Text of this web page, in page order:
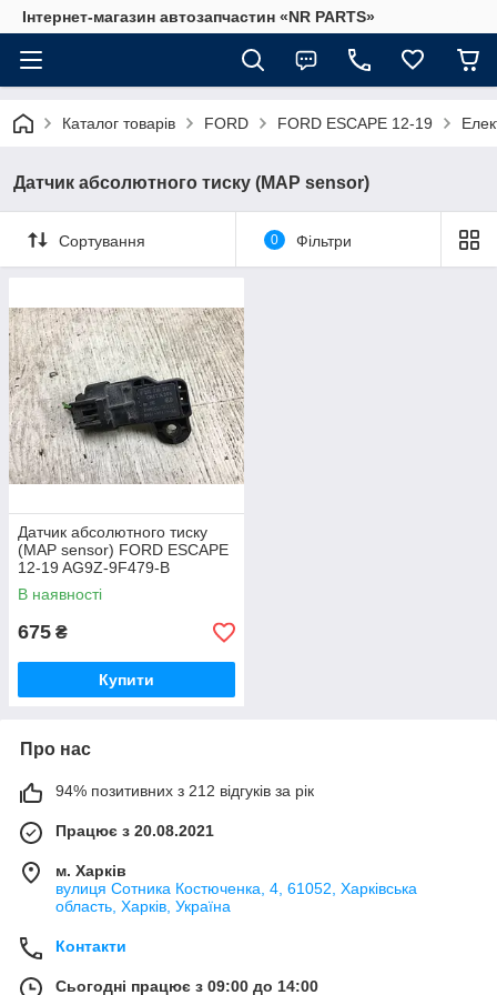
Інтернет-магазин автозапчастин «NR PARTS»
Каталог товарів FORD FORD ESCAPE 12-19
Датчик абсолютного тиску (MAP sensor)
Сортування 0 Фільтри
Датчик абсолютного тиску
(MAP sensor) FORD ESCAPE
12-19 AG9Z-9F479-B
В наявності
675 ₴
Купити
Про нас
94% позитивних з 212 відгуків за рік
Працює з 20.08.2021
м. Харків
вулиця Сотника Костюченка, 4, 61052, Харківська
область, Харків, Україна
Контакти
Сьогодні працює з 09:00 до 14:00